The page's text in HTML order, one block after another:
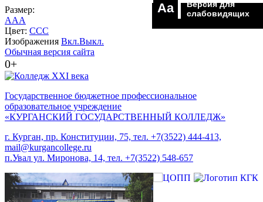
Размер:
AAA
Цвет: CCC
Изображения Вкл.Выкл.
Обычная версия сайта
0+
Aa
Версия для
слабовидящих
Государственное бюджетное профессиональное
образовательное учреждение
«КУРГАНСКИЙ ГОСУДАРСТВЕННЫЙ КОЛЛЕДЖ»
г. Курган, пр. Конституции, 75, тел. +7(3522) 444-413,
mail@kurgancollege.ru
п.Увал ул. Миронова, 14, тел. +7(3522) 548-657